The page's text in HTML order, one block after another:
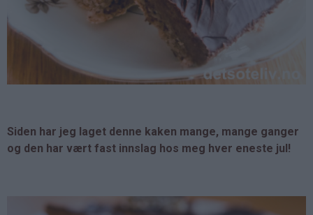
Siden har jeg laget denne kaken mange, mange ganger
og den har vært fast innslag hos meg hver eneste jul!